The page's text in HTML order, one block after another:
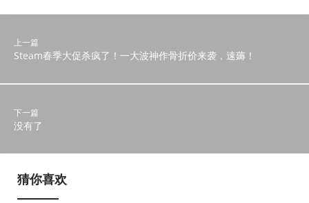
上一篇
Steam春季大促杀疯了！一大波神作骨折价来袭，速薅！
下一篇
没有了
猜你喜欢